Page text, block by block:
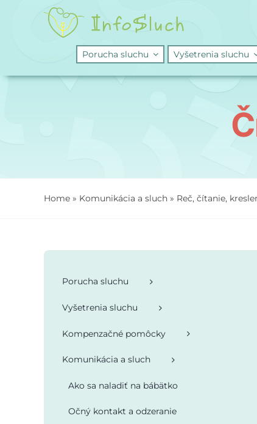
Porucha sluchu Vyšetrenia sluchu
Home » Komunikácia a sluch » Reč, čítanie,
Porucha sluchu
Vyšetrenia sluchu
Kompenzačné pomôcky
Komunikácia a sluch
Ako sa naladiť na bábätko
Očný kontakt a odzeranie